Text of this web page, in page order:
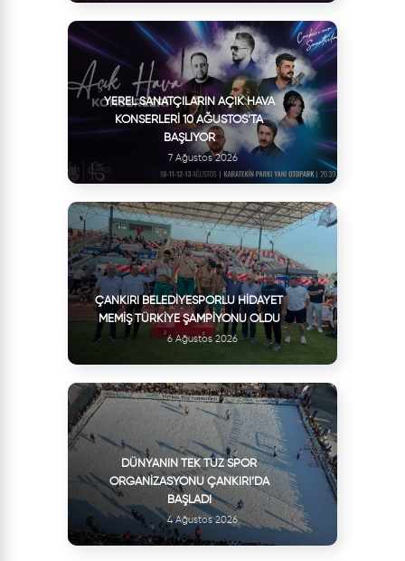
YEREL SANATÇILARIN AÇIK HAVA
KONSERLERI 10 AĞUSTOS’TA
BAŞLIYOR
7 Ağustos 2026
ÇANKIRI BELEDIYESPORLU HIDAYET
MEMIŞ TÜRKIYE ŞAMPIYONU OLDU
6 Ağustos 2026
DÜNYANIN TEK TUZ SPOR
ORGANIZASYONU ÇANKIRI’DA
BAŞLADI
4 Ağustos 2026